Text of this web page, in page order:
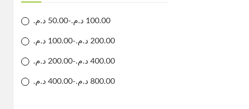
50.00 د.م. - 100.00 د.م.
100.00 د.م. - 200.00 د.م.
200.00 د.م. - 400.00 د.م.
400.00 د.م. - 800.00 د.م.